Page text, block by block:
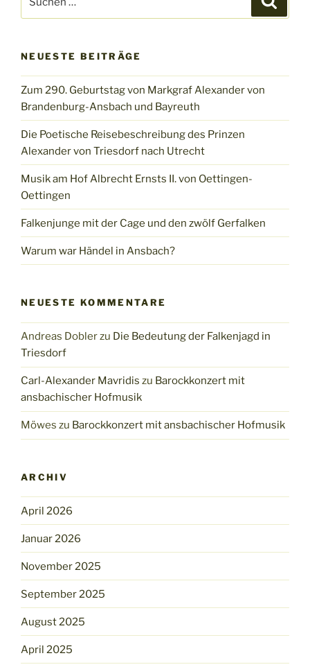
nach:
NEUESTE BEITRÄGE
Zum 290. Geburtstag von Markgraf Alexander von
Brandenburg-Ansbach und Bayreuth
Die Poetische Reisebeschreibung des Prinzen
Alexander von Triesdorf nach Utrecht
Musik am Hof Albrecht Ernsts II. von Oettingen-
Oettingen
Falkenjunge mit der Cage und den zwölf Gerfalken
Warum war Händel in Ansbach?
NEUESTE KOMMENTARE
Andreas Doblerzu Die Bedeutung der Falkenjagd in
Triesdorf
Carl-Alexander Mavridis zu Barockkonzert mit
ansbachischer Hofmusik
Möwes zu Barockkonzert mit ansbachischer Hofmusik
ARCHIV
April 2026
Januar 2026
November 2025
September 2025
August 2025
April 2025